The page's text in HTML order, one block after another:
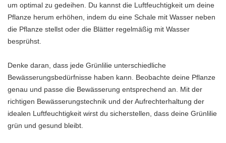
um optimal zu gedeihen. Du kannst die Luftfeuchtigkeit um deine
Pflanze herum erhöhen, indem du eine Schale mit Wasser neben
die Pflanze stellst oder die Blätter regelmäßig mit Wasser
besprühst.
Denke daran, dass jede Grünlilie unterschiedliche
Bewässerungsbedürfnisse haben kann. Beobachte deine Pflanze
genau und passe die Bewässerung entsprechend an. Mit der
richtigen Bewässerungstechnik und der Aufrechterhaltung der
idealen Luftfeuchtigkeit wirst du sicherstellen, dass deine Grünlilie
grün und gesund bleibt.